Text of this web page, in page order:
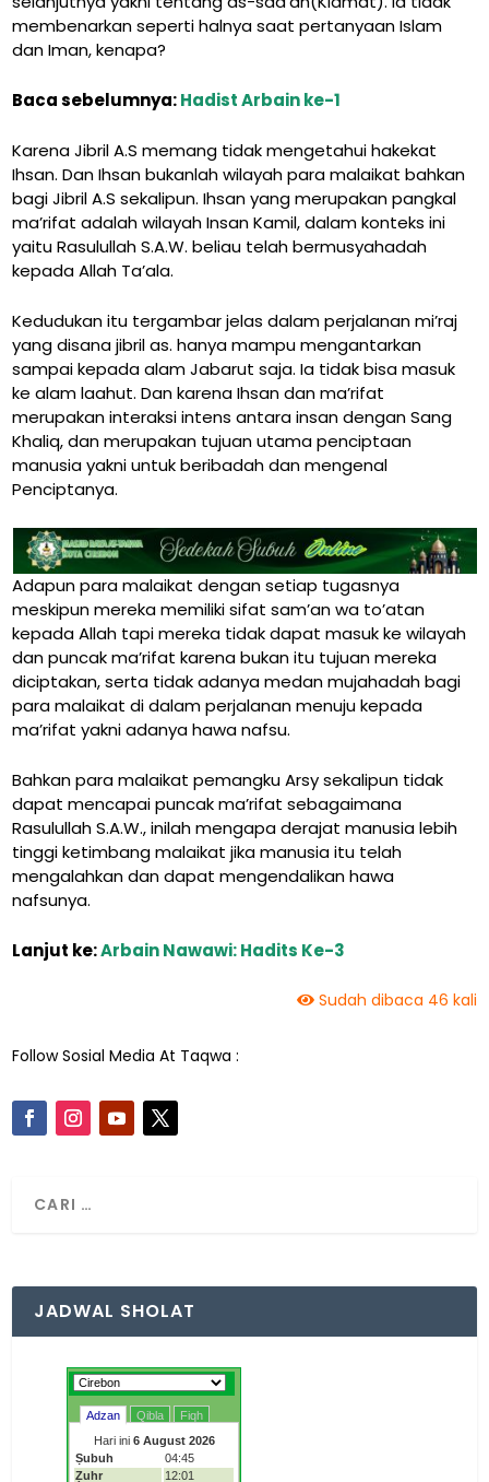
membenarkan seperti halnya saat pertanyaan Islam
dan Iman, kenapa?
Baca sebelumnya:Hadist Arbain ke-1
Karena Jibril A.S memang tidak mengetahui hakekat
Ihsan. Dan Ihsan bukanlah wilayah para malaikat bahkan
bagi Jibril A.S sekalipun. Ihsan yang merupakan pangkal
ma’rifat adalah wilayah Insan Kamil, dalam konteks ini
yaitu Rasulullah S.A.W. beliau telah bermusyahadah
kepada Allah Ta’ala.
Kedudukan itu tergambar jelas dalam perjalanan mi’raj
yang disana jibril as. hanya mampu mengantarkan
sampai kepada alam Jabarut saja. Ia tidak bisa masuk
ke alam laahut. Dan karena Ihsan dan ma’rifat
merupakan interaksi intens antara insan dengan Sang
Khaliq, dan merupakan tujuan utama penciptaan
manusia yakni untuk beribadah dan mengenal
Penciptanya.
Adapun para malaikat dengan setiap tugasnya
meskipun mereka memiliki sifat sam’an wa to’atan
kepada Allah tapi mereka tidak dapat masuk ke wilayah
dan puncak ma’rifat karena bukan itu tujuan mereka
diciptakan, serta tidak adanya medan mujahadah bagi
para malaikat di dalam perjalanan menuju kepada
ma’rifat yakni adanya hawa nafsu.
Bahkan para malaikat pemangku Arsy sekalipun tidak
dapat mencapai puncak ma’rifat sebagaimana
Rasulullah S.A.W., inilah mengapa derajat manusia lebih
tinggi ketimbang malaikat jika manusia itu telah
mengalahkan dan dapat mengendalikan hawa
nafsunya.
Lanjut ke:Arbain Nawawi: Hadits Ke-3
Sudah dibaca 46 kali
Follow Sosial Media At Taqwa :
JADWAL SHOLAT